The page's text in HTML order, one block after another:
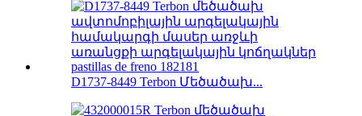
D1737-8449 Terbon Մեծածախ...